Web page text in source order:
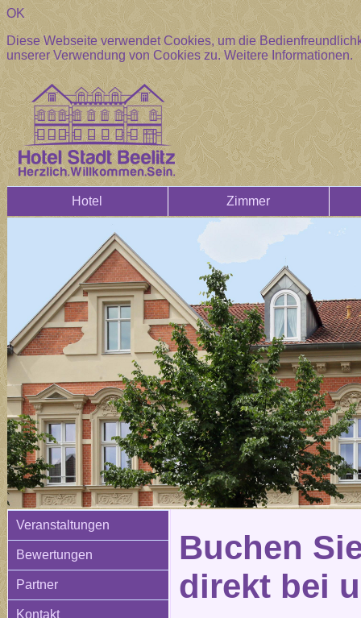
OK
Diese Webseite verwendet Cookies, um die
unserer Verwendung von Cookies zu.Weitere Informationen.
Hotel Zimmer
Veranstaltungen
Bewertungen
Partner
Kontakt
Buchen
direkt bei